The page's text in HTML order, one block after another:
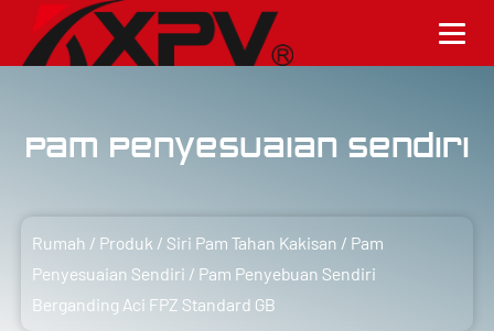
Pam Penyesuaian Sendiri
Rumah / Produk /Siri Pam Tahan Kakisan / Pam
Penyesuaian Sendiri / Pam Penyebuan Sendiri
Berganding Aci FPZ Standard GB